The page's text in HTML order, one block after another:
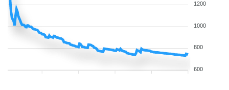
1200
1000
800
600